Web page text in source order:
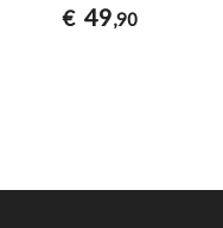
€ 49,90